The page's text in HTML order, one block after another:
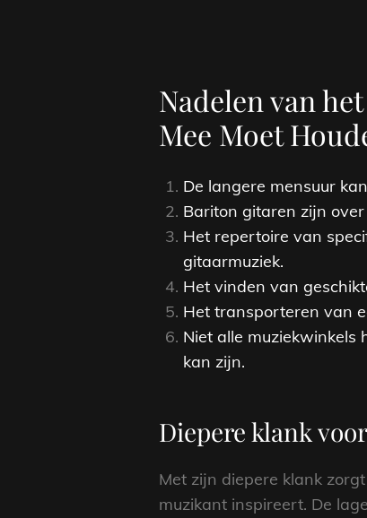
Nadelen van
Mee Moet
De langere mensuur
Bariton gitaren zijn
Het repertoire van
gitaarmuziek.
Het vinden van
Het transporteren van
Niet alle muziekwinkels
kan zijn.
Diepere klank
Met zijn diepere klank
muzikant inspireert. De